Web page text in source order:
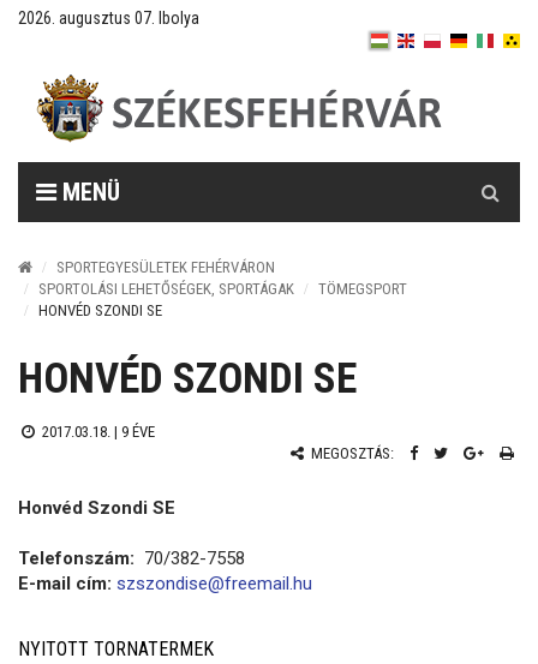
2026. augusztus 07. Ibolya
MENÜ
SPORTEGYESÜLETEK FEHÉRVÁRON
SPORTOLÁSI LEHETŐSÉGEK, SPORTÁGAK
TÖMEGSPORT
HONVÉD SZONDI SE
HONVÉD SZONDI SE
2017.03.18. | 9 ÉVE
MEGOSZTÁS:
Honvéd Szondi SE
Telefonszám: 70/382-7558
E-mail cím: szszondise@freemail.hu
NYITOTT TORNATERMEK